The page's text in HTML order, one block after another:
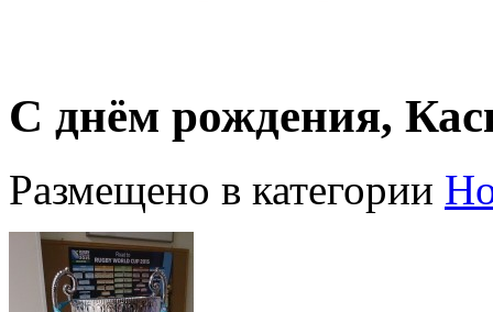
С днём рождения,
Размещено в категории